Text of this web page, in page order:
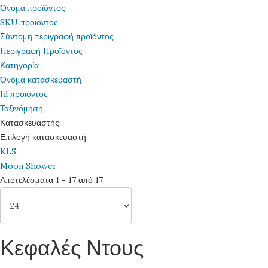
Όνομα προϊόντος
SKU προϊόντος
Σύντομη περιγραφή προϊόντος
Περιγραφή Προϊόντος
Κατηγορία
Όνομα κατασκευαστή
Id προϊόντος
Ταξινόμηση
Κατασκευαστής:
Επιλογή κατασκευαστή
KLS
Moon Shower
Αποτελέσματα 1 - 17 από 17
Κεφαλές Ντους